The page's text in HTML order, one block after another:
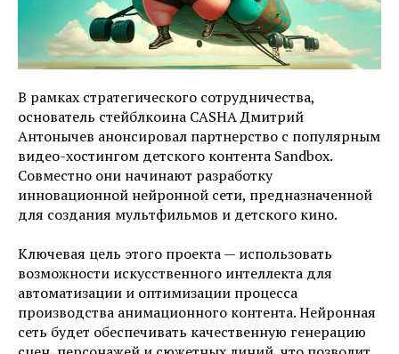
В рамках стратегического сотрудничества,
основатель стейблкоина CASHA Дмитрий
Антонычев анонсировал партнерство с популярным
видео-хостингом детского контента Sandbox.
Совместно они начинают разработку
инновационной нейронной сети, предназначенной
для создания мультфильмов и детского кино.
Ключевая цель этого проекта — использовать
возможности искусственного интеллекта для
автоматизации и оптимизации процесса
производства анимационного контента. Нейронная
сеть будет обеспечивать качественную генерацию